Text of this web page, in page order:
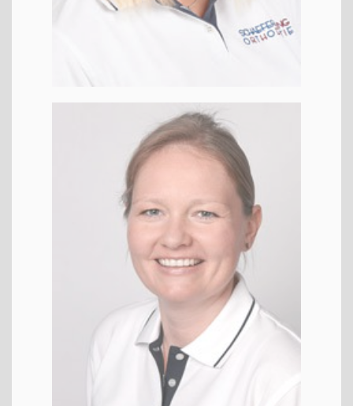
Frau­ke